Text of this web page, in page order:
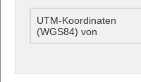
UTM-Koordinaten
(WGS84) von